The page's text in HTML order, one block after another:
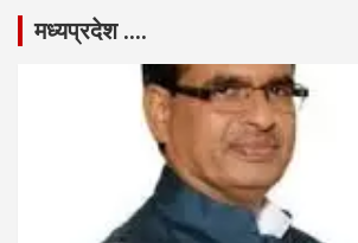
मध्यप्रदेश ….